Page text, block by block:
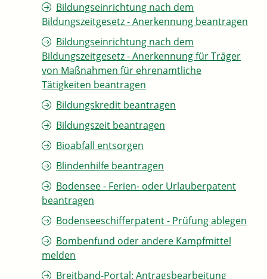
Bildungseinrichtung nach dem
Bildungszeitgesetz - Anerkennung beantragen
Bildungseinrichtung nach dem
Bildungszeitgesetz - Anerkennung für Träger
von Maßnahmen für ehrenamtliche
Tätigkeiten beantragen
Bildungskredit beantragen
Bildungszeit beantragen
Bioabfall entsorgen
Blindenhilfe beantragen
Bodensee - Ferien- oder Urlauberpatent
beantragen
Bodenseeschifferpatent - Prüfung ablegen
Bombenfund oder andere Kampfmittel
melden
Breitband-Portal: Antragsbearbeitung